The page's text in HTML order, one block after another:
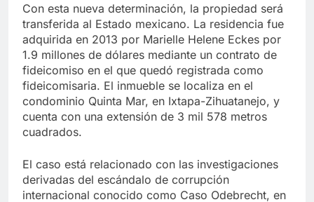
Con esta nueva determinación, la propiedad será
transferida al Estado mexicano. La residencia fue
adquirida en 2013 por Marielle Helene Eckes por
1.9 millones de dólares mediante un contrato de
fideicomiso en el que quedó registrada como
fideicomisaria. El inmueble se localiza en el
condominio Quinta Mar, en Ixtapa-Zihuatanejo, y
cuenta con una extensión de 3 mil 578 metros
cuadrados.
El caso está relacionado con las investigaciones
derivadas del escándalo de corrupción
internacional conocido como Caso Odebrecht, en